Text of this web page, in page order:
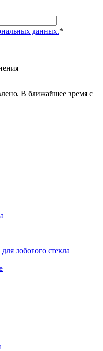
данных.*
В ближайшее время с
лобового стекла